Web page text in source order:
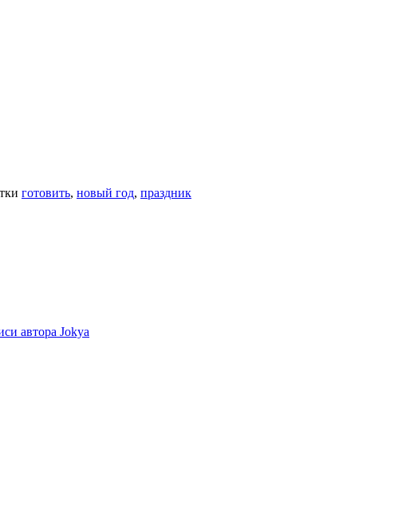
готовить, новый год, праздник
автора Jokya